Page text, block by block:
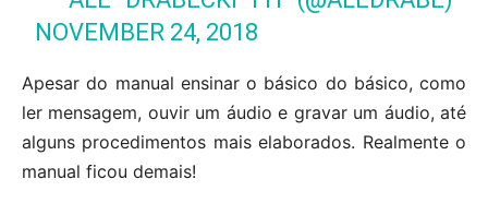
NOVEMBER 24, 2018
Apesar do manual ensinar o básico do básico, como
ler mensagem, ouvir um áudio e gravar um áudio, até
alguns procedimentos mais elaborados. Realmente o
manual ficou demais!